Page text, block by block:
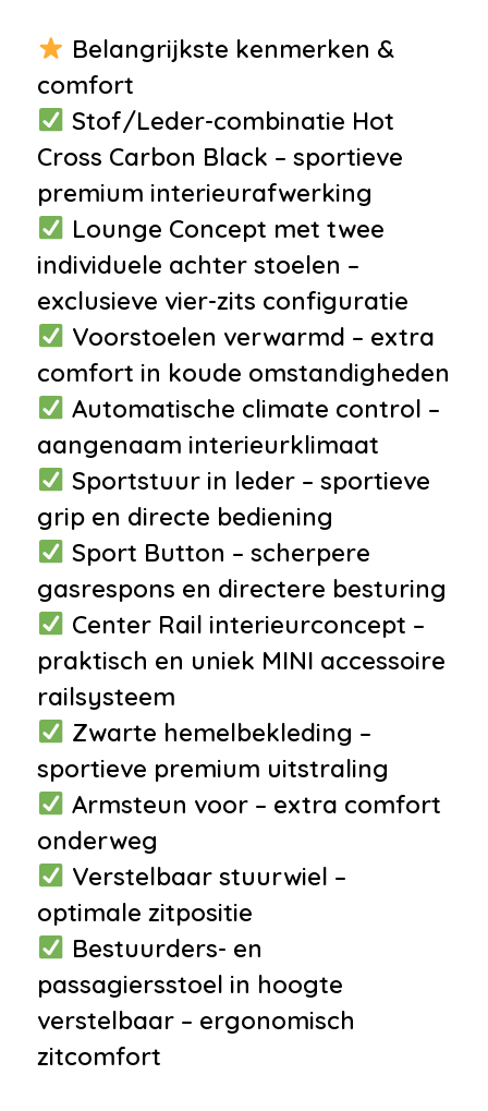
•Spraakbediening
Interieur
•Airco met elektronische
regeling
•Aluminium Pedalen
•Bestuurdersstoel in hoogte
verstelbaar
•Cruise control
•Decor pianolak
•Elektrische ramen voor
•Lederen/stof bekleding
•Lederen stuurwiel
•Passagiersstoel in hoogte
verstelbaar
•Regensensor
•Sportstuur
•Stuur verstelbaar
•Voorstoelen verwarmd
•Zwarte hemelbekleding
•12Volt aansluiting
•Armsteun
•Armsteun voor
•Boordcomputer
•Sportstoelen
•Stuurbekrachtiging
Veiligheid
•Alarmsysteem
•Anti Blokkeer Systeem
Belangrijkste kenmerken &
comfort
Stof/Leder-combinatie Hot
Cross Carbon Black – sportieve
premium interieurafwerking
Lounge Concept met twee
individuele achter stoelen –
exclusieve vier-zits configuratie
Voorstoelen verwarmd – extra
comfort in koude omstandigheden
Automatische climate control –
aangenaam interieurklimaat
Sportstuur in leder – sportieve
grip en directe bediening
Sport Button – scherpere
gasrespons en directere besturing
Center Rail interieurconcept –
praktisch en uniek MINI accessoire
railsysteem
Zwarte hemelbekleding –
sportieve premium uitstraling
Armsteun voor – extra comfort
onderweg
Verstelbaar stuurwiel –
optimale zitpositie
Bestuurders- en
passagiersstoel in hoogte
verstelbaar – ergonomisch
zitcomfort